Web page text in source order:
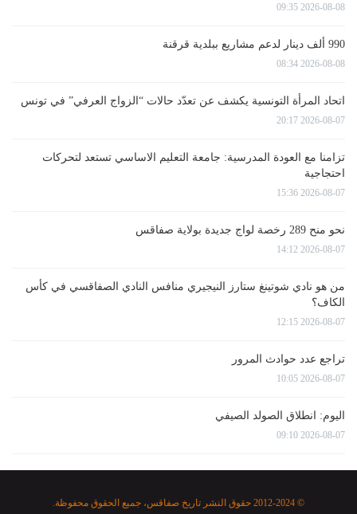
2026-08-08 09:35
990 ألف دينار لدعم مشاريع ببلدية قرقنة
2026-08-08 08:34
اتحاد المرأة التونسية يكشف عن تعدّد حالات “الزواج العرفي” في تونس
2026-08-07 20:17
تزامنا مع العودة المدرسية: جامعة التعليم الاساسي تستعد لتحركات
احتجاجية
2026-08-07 15:36
نحو منح 289 رخصة لواج جديدة بولاية صفاقس
2026-08-07 14:12
من هو نادي شوتينغ ستارز النيجيري منافس النادي الصفاقسي في كأس
الكاف؟
2026-08-07 12:15
تراجع عدد حوادث المرور
2026-08-07 10:05
اليوم: انطلاق الصولد الصيفي
2026-08-07 09:10
© 2012-2024 حقوق النشر تاريخ صفاقس، جميع الحقوق محفوظة.